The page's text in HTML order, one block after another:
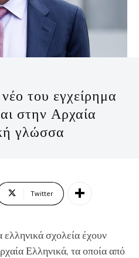
του εγχείρημα
στην Αρχαία
γλώσσα
Twitter
σχολεία έχουν
Ελληνικά, τα οποία από